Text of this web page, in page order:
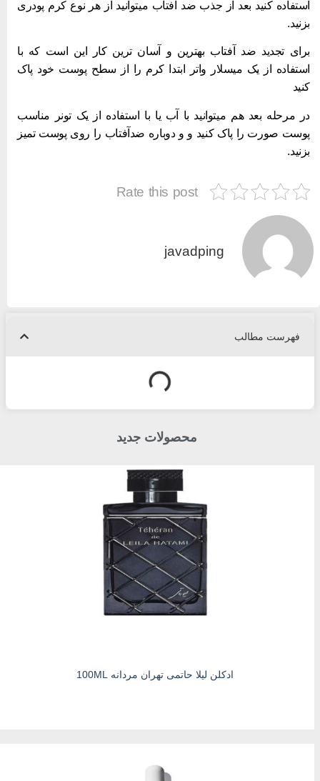
کنید بعد از جذب ضد آفتاب میتوانید از هر نوع کرم پودری
تجدید ضد آفتاب بهترین و آسان ترین کار این است که با
از یک میسلار واتر ابتدا کرم را از سطح پوست خود پاک
مرحله بعد هم میتوانید با آب یا با استفاده از یک تونر مناسب
صورت را پاک کنید و و دوباره ضدآفتاب را روی پوست تمیز
Rate this post
javadping
فهرست مطالب
محصولات جدید
ادکلن لیلا حاتمی تهران مردانه 100ML